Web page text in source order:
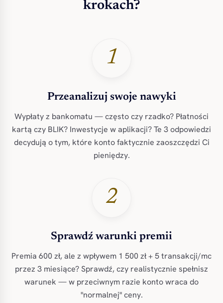
krokach?
1
Przeanalizuj swoje nawyki
Wypłaty z bankomatu — często czy rzadko? Płatności
kartą czy BLIK? Inwestycje w aplikacji? Te 3 odpowiedzi
decydują o tym, które konto faktycznie zaoszczędzi Ci
pieniędzy.
2
Sprawdź warunki premii
Premia 600 zł, ale z wpływem 1 500 zł + 5 transakcji/mc
przez 3 miesiące? Sprawdź, czy realistycznie spełnisz
warunek — w przeciwnym razie konto wraca do
"normalnej" ceny.